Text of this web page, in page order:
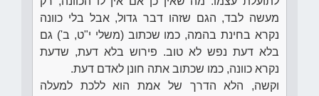
מעשה לבד, הגם שזהו דבר גדול, אבל בלי כוונה
נקרא בחינת בהמה, כמו שכתוב (משלי י"ט, ב') גם
בלא דעת נפש לא טוב. פירוש בלא דעת, שדעת
נקרא כוונה, כמו שכתוב אתה חונן לאדם דעת.
וקשה, הלא הדרך של אמת הוא ללכת למעלה